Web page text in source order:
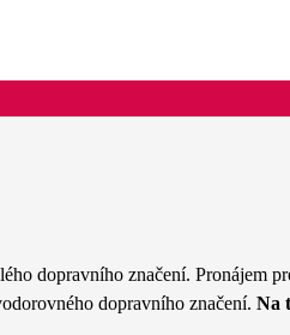
dopravního značení. Pronájem
dopravního značení. Na